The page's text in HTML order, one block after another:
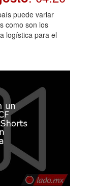
puede variar
como son los
logística para el